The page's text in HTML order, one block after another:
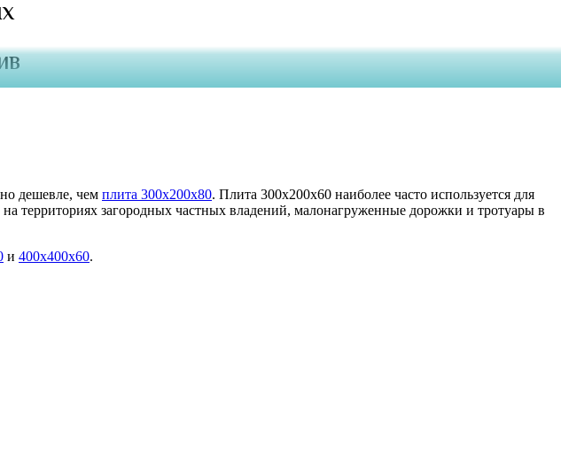
дешевле, чем плита 300х200х80. Плита 300х200х60 наиболее часто используется для
территориях загородных частных владений, малонагруженные дорожки и тротуары в
и 400х400х60.